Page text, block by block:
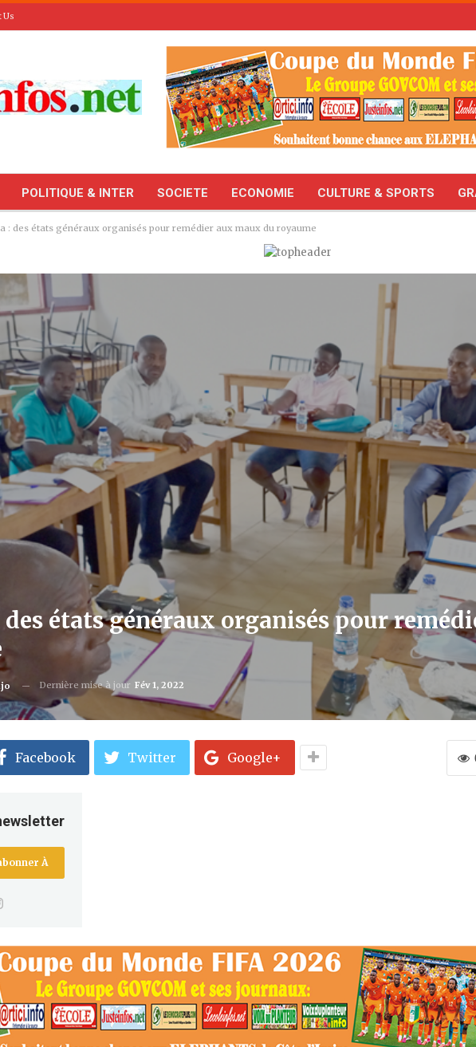
Us
POLITIQUE & INTER SOCIETE ECONOMIE CULTURE & SPORTS
: des états généraux organisés pour remédier aux maux du royaume
des états généraux organisés pour
Dernière mise à jour Fév 1, 2022
Facebook Twitter Google+
À